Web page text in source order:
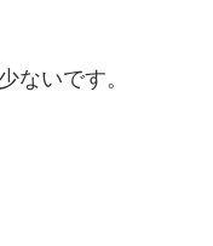
ないです。